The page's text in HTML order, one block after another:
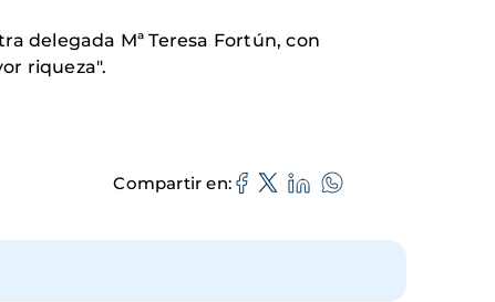
delegada Mª Teresa Fortún, con
riqueza".
Compartir en